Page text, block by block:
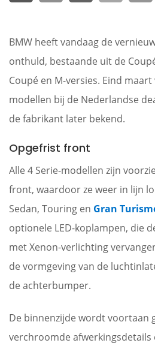
BMW heeft vandaag de
onthuld, bestaande uit de
Coupé en M-versies. Eind
modellen bij de Nederlandse
de fabrikant later bekend.
Opgefrist front
Alle 4 Serie-modellen zijn
front, waardoor ze weer in lijn
Sedan, Touring en Gran
optionele LED-koplampen, die
met Xenon-verlichting
de vormgeving van de
de achterbumper.
De binnenzijde wordt voortaan
verchroomde afwerkingsdetails